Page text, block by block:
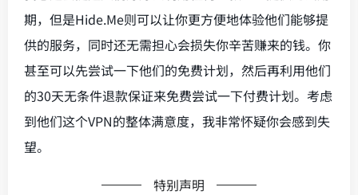
期，但是Hide.Me则可以让你更方便地体验他们能够提
供的服务，同时还无需担心会损失你辛苦赚来的钱。你
甚至可以先尝试一下他们的免费计划，然后再利用他们
的30天无条件退款保证来免费尝试一下付费计划。考虑
到他们这个VPN的整体满意度，我非常怀疑你会感到失
望。
特别声明